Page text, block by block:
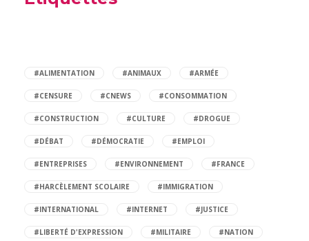
#ALIMENTATION #ANIMAUX #ARMÉE
#CENSURE #CNEWS #CONSOMMATION
#CONSTRUCTION #CULTURE #DROGUE
#DÉBAT #DÉMOCRATIE #EMPLOI
#ENTREPRISES #ENVIRONNEMENT #FRANCE
#HARCÈLEMENT SCOLAIRE #IMMIGRATION
#INTERNATIONAL #INTERNET #JUSTICE
#LIBERTÉ D'EXPRESSION #MILITAIRE #NATION